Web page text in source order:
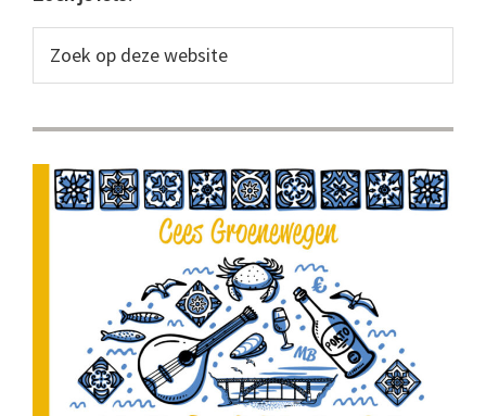
Sidebar
op
website